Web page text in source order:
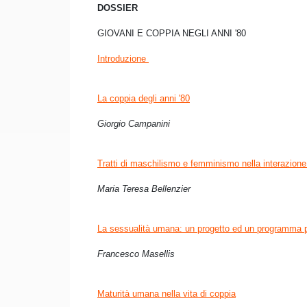
DOSSIER
GIOVANI E COPPIA NEGLI ANNI '80
Introduzione
La coppia degli anni '80
Giorgio Campanini
Tratti di maschilismo e femminismo nella
Maria Teresa Bellenzier
La sessualità umana: un progetto ed un programma
Francesco Masellis
Maturità umana nella vita di coppia